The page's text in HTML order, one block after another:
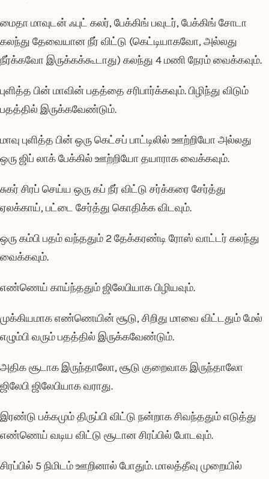
மைதா மாவுடன் ஃபுட் கலர், பேக்கிங் பவுடர், பேக்கிங் சோடா
கலந்து தேவையான நீர் விட்டு (கெட்டியாகவோ, அல்லது
நீர்க்கவோ இருக்கக்கூடாது) கலந்து 4 மணி நேரம் வைக்கவும்.
புளித்த பின் மாவின் பதத்தை சரிபார்க்கவும். பிழிந்து விடும்
பதத்தில் இருக்கவேண்டும்.
மாவு புளித்த பின் ஒரு கெட்சப் பாட்டிலில் ஊற்றியோ அல்லது
ஒரு ஜிப் லாக் பேக்கில் ஊற்றியோ தயாராக வைக்கவும்.
சுகர் சிரப் செய்ய ஒரு கப் நீர் விட்டு சர்க்கரை சேர்த்து
ஏலக்காய், பட்டை சேர்த்து கொதிக்க விடவும்.
ஒரு கம்பி பதம் வந்ததும் 2 தேக்கரண்டி ரோஸ் வாட்டர் கலந்து
வைக்கவும்.
எண்ணெய் காய்ந்ததும் ஜிலேபியாக பிழியவும்.
முக்கியமாக எண்ணெயின் சூடு, சிறிது மாவை விட்டதும் மேல்
எழும்பி வரும் பதத்தில் இருக்கவேண்டும்.
அதிக சூடாக இருந்தாலோ, சூடு குறைவாக இருந்தாலோ
ஜிலேபி ஜிலேபியாக வராது.
இரண்டு பக்கமும் திருப்பி விட்டு நன்றாக சிவந்ததும் எடுத்து
எண்ணெய் வடிய விட்டு சூடான சிரப்பில் போடவும்.
சிரப்பில் 5 நிமிடம் ஊறினால் போதும். மாலத்தீவு முறையில்